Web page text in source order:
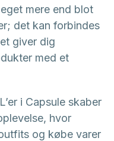
mere end blot
det kan forbindes
giver dig
med et
i Capsule skaber
hvor
og købe varer